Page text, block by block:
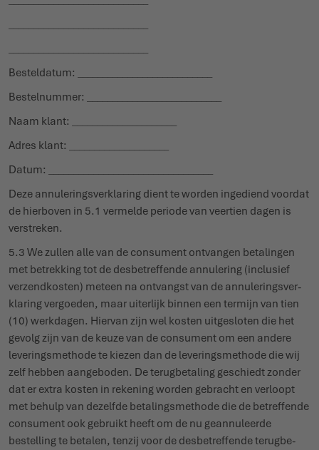
Besteldatum: ___________________________
Bestelnummer: ___________________________
Naam klant: _____________________
Adres klant: ____________________
Datum: _________________________________
Deze annu­le­rings­ver­klaring dient te worden ingediend voordat
de hierboven in 5.1 vermelde periode van veertien dagen is
verstreken.
5.3 We zullen alle van de consument ontvangen beta­lingen
met betrekking tot de desbe­treffende annu­lering (inclusief
verzend­kosten) meteen na ontvangst van de annu­le­rings­ver­
klaring vergoeden, maar uiterlijk binnen een termijn van tien
(10) werkdagen. Hiervan zijn wel kosten uitge­sloten die het
gevolg zijn van de keuze van de consument om een andere
leve­rings­methode te kiezen dan de leve­rings­methode die wij
zelf hebben aangeboden. De terug­be­taling geschiedt zonder
dat er extra kosten in rekening worden gebracht en verloopt
met behulp van dezelfde beta­lings­methode die de betreffende
consument ook gebruikt heeft om de nu gean­nu­leerde
bestelling te betalen, tenzij voor de desbe­treffende terug­be­